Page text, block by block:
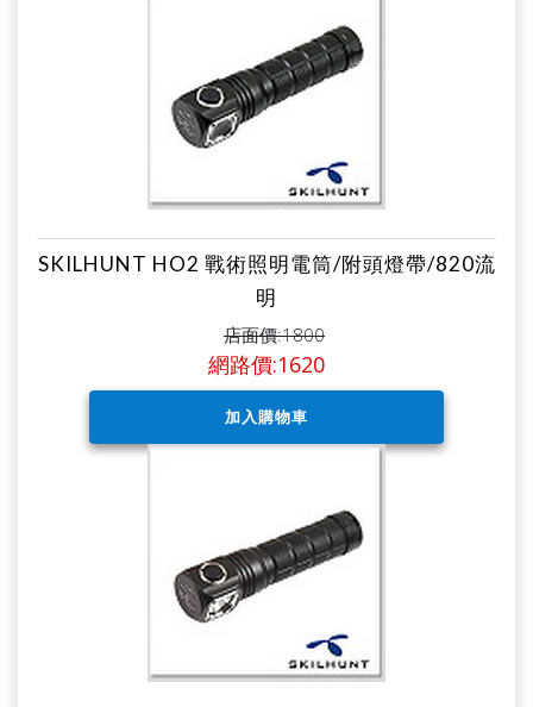
SKILHUNT HO2 戰術照明電筒/附頭燈帶/820流
明
店面價:1800
網路價:1620